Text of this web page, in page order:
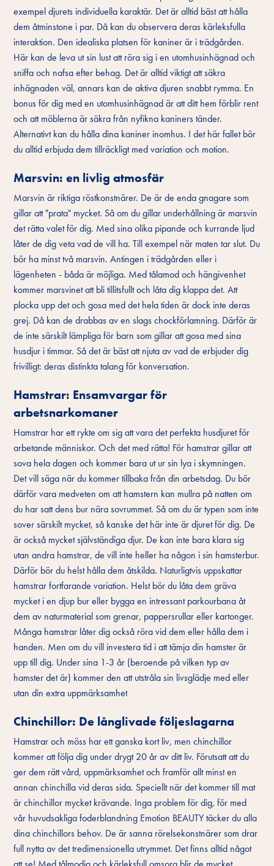
exempel djurets individuella karaktär. Det är alltid bäst att hålla
dem åtminstone i par. Då kan du observera deras kärleksfulla
interaktion. Den idealiska platsen för kaniner är i trädgården.
Här kan de leva ut sin lust att röra sig i en utomhusinhägnad och
sniffa och nafsa efter behag. Det är alltid viktigt att säkra
inhägnaden väl, annars kan de aktiva djuren snabbt rymma. En
bonus för dig med en utomhusinhägnad är att ditt hem förblir rent
och att möblerna är säkra från nyfikna kaniners tänder.
Alternativt kan du hålla dina kaniner inomhus. I det här fallet bör
du alltid erbjuda dem tillräckligt med variation och motion.
Marsvin: en livlig atmosfär
Marsvin är riktiga röstkonstnärer. De är de enda gnagare som
gillar att "prata" mycket. Så om du gillar underhållning är marsvin
det rätta valet för dig. Med sina olika pipande och kurrande ljud
låter de dig veta vad de vill ha. Till exempel när maten tar slut. Du
bör ha minst två marsvin. Antingen i trädgården eller i
lägenheten - båda är möjliga. Med tålamod och hängivenhet
kommer marsvinet att bli tillitsfullt och låta dig klappa det. Att
plocka upp det och gosa med det hela tiden är dock inte deras
grej. Då kan de drabbas av en slags chockförlamning. Därför är
de inte särskilt lämpliga för barn som gillar att gosa med sina
husdjur i timmar. Så det är bäst att njuta av vad de erbjuder dig
frivilligt: deras distinkta talang för konversation.
Hamstrar: Ensamvargar för
arbetsnarkomaner
Hamstrar har ett rykte om sig att vara det perfekta husdjuret för
arbetande människor. Och det med rätta! För hamstrar gillar att
sova hela dagen och kommer bara ut ur sin lya i skymningen.
Det vill säga när du kommer tillbaka från din arbetsdag. Du bör
därför vara medveten om att hamstern kan mullra på natten om
du har satt dens bur nära sovrummet. Så om du är typen som inte
sover särskilt mycket, så kanske det här inte är djuret för dig. De
är också mycket självständiga djur. De kan inte bara klara sig
utan andra hamstrar, de vill inte heller ha någon i sin hamsterbur.
Därför bör du helst hålla dem åtskilda. Naturligtvis uppskattar
hamstrar fortfarande variation. Helst bör du låta dem gräva
mycket i en djup bur eller bygga en intressant parkourbana åt
dem av naturmaterial som grenar, pappersrullar eller kartonger.
Många hamstrar låter dig också röra vid dem eller hålla dem i
handen. Men om du vill investera tid i att tämja din hamster är
upp till dig. Under sina 1-3 år (beroende på vilken typ av
hamster det är) kommer den att utstråla sin livsglädje med eller
utan din extra uppmärksamhet
Chinchillor: De långlivade följeslagarna
Hamstrar och möss har ett ganska kort liv, men chinchillor
kommer att följa dig under drygt 20 år av ditt liv. Förutsatt att du
ger dem rätt vård, uppmärksamhet och framför allt minst en
annan chinchilla vid deras sida. Speciellt när det kommer till mat
är chinchillor mycket krävande. Inga problem för dig, för med
vår huvudsakliga foderblandning Emotion BEAUTY täcker du alla
dina chinchillors behov. De är sanna rörelsekonstnärer som drar
full nytta av det tredimensionella utrymmet. Det finns alltid något